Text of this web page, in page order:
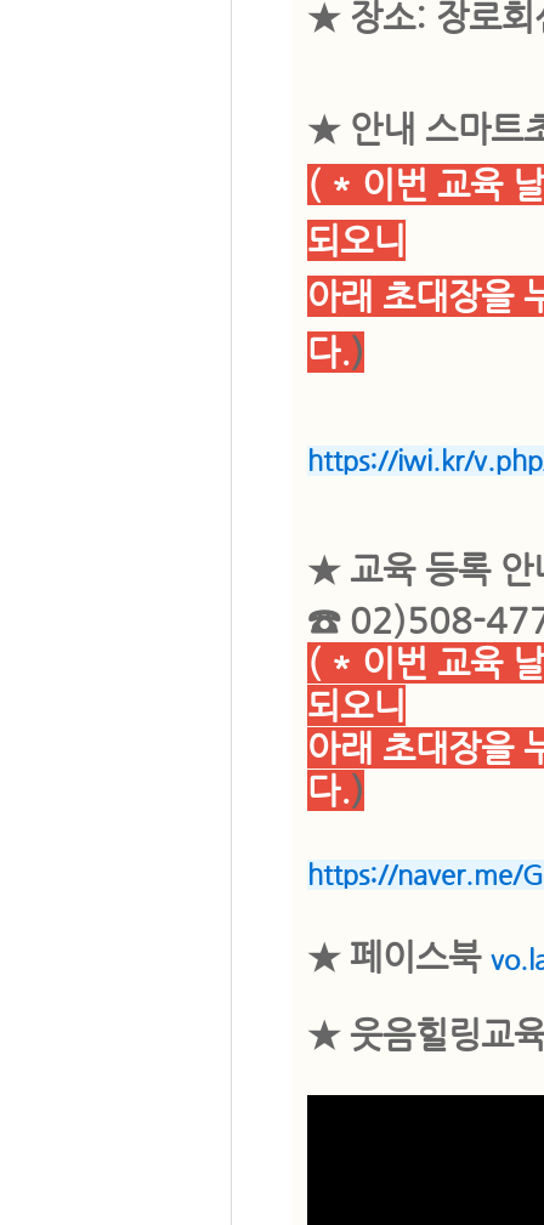
★ 장소: 장로회
★ 안내 스마트
( * 이번 교육
되오니
아래 초대장을
다.)
https://iwi.kr/
★ 교육 등록 안
☎ 02)508-
( * 이번 교육
되오니
아래 초대장을
다.)
https://naver.me/
★ 페이스북
★ 웃음힐링교